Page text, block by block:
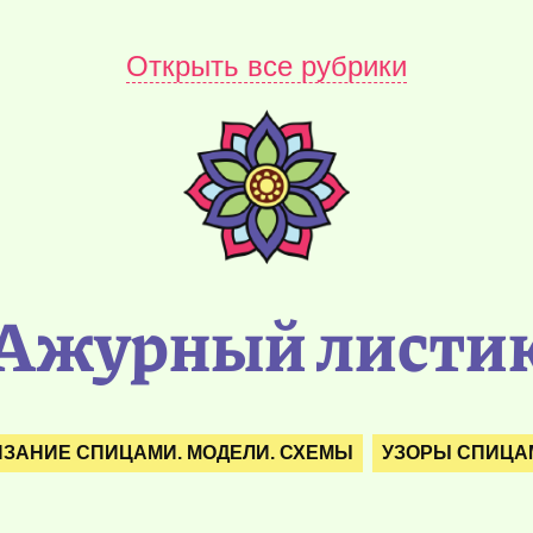
Открыть все рубрики
СПИЦАМИ. МОДЕЛИ. СХЕМЫ УЗОРЫ